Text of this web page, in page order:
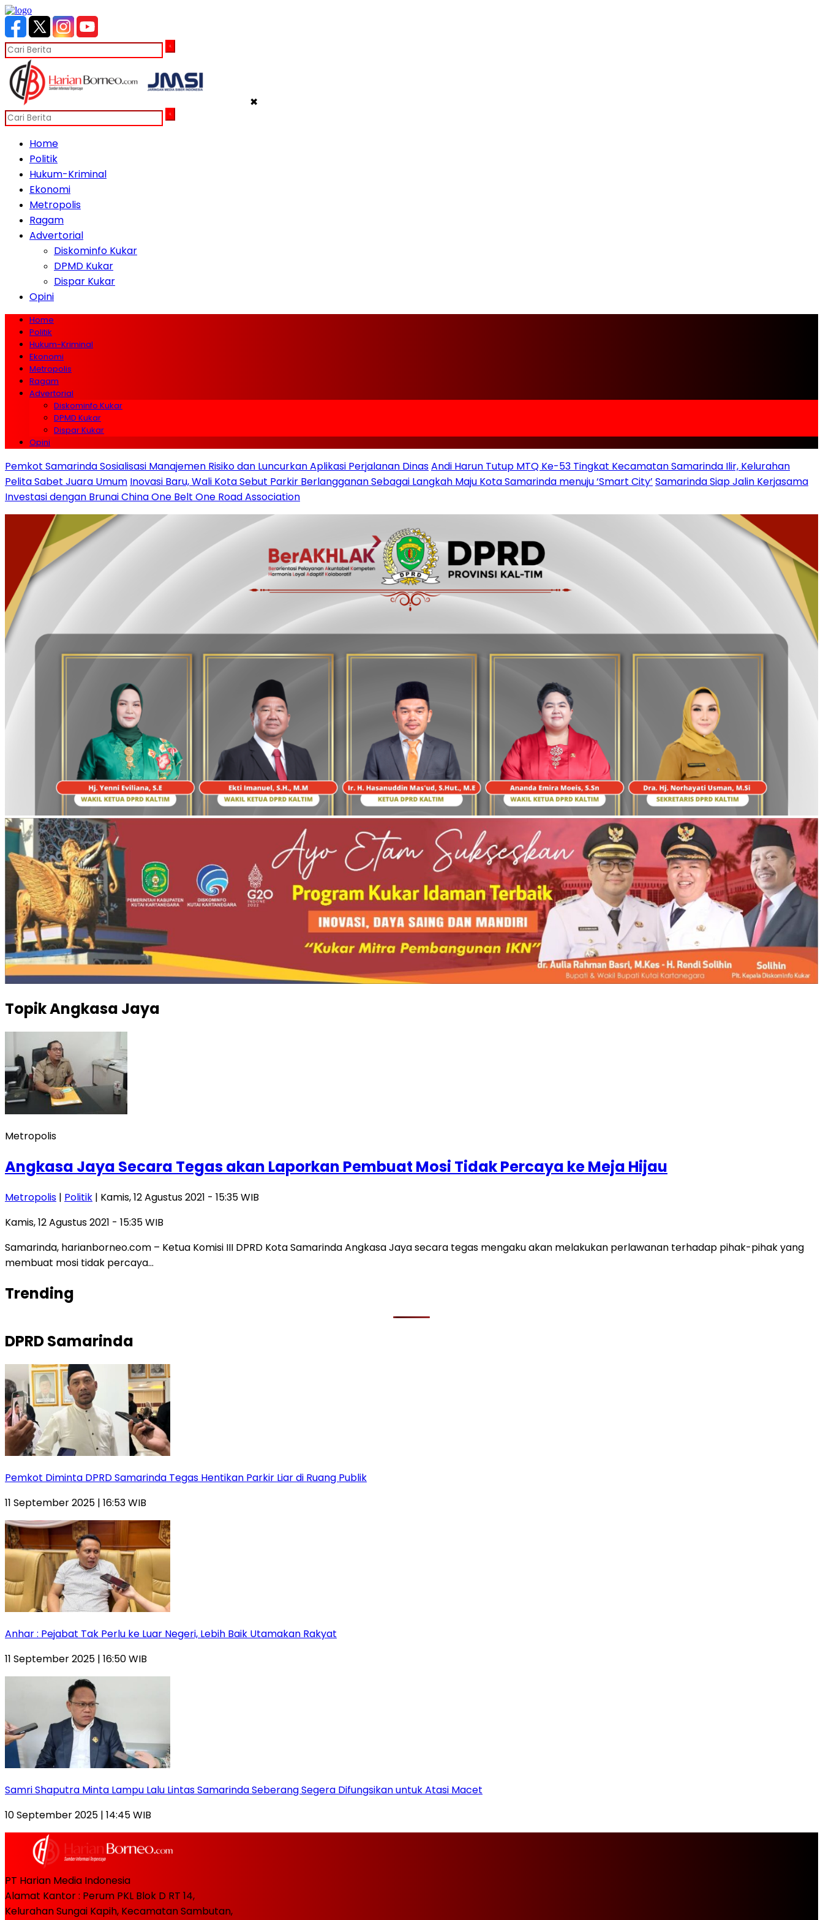
✖
Home
Politik
Hukum-Kriminal
Ekonomi
Metropolis
Ragam
Advertorial
Diskominfo Kukar
DPMD Kukar
Dispar Kukar
Opini
Home
Politik
Hukum-Kriminal
Ekonomi
Metropolis
Ragam
Advertorial
Diskominfo Kukar
DPMD Kukar
Dispar Kukar
Opini
Pemkot Samarinda Sosialisasi Manajemen Risiko dan Luncurkan Aplikasi Perjalanan DinasAndi Harun Tutup MTQ Ke-53 Tingkat Kecamatan Samarinda Ilir, Kelurahan
Pelita Sabet Juara Umum Inovasi Baru, Wali Kota Sebut Parkir Berlangganan Sebagai Langkah Maju Kota Samarinda menuju ‘Smart City’ Samarinda Siap Jalin Kerjasama
Investasi dengan Brunai China One Belt One Road Association
TopikAngkasa Jaya
Metropolis
Angkasa Jaya Secara Tegas akan Laporkan Pembuat Mosi Tidak Percaya ke Meja Hijau
Metropolis | Politik | Kamis, 12 Agustus 2021 - 15:35 WIB
Kamis, 12 Agustus 2021 - 15:35 WIB
Samarinda, harianborneo.com – Ketua Komisi III DPRD Kota Samarinda Angkasa Jaya secara tegas mengaku akan melakukan perlawanan terhadap pihak-pihak yang
membuat mosi tidak percaya…
Trending
DPRD Samarinda
Pemkot Diminta DPRD Samarinda Tegas Hentikan Parkir Liar di Ruang Publik
11 September 2025 | 16:53 WIB
Anhar : Pejabat Tak Perlu ke Luar Negeri, Lebih Baik Utamakan Rakyat
11 September 2025 | 16:50 WIB
Samri Shaputra Minta Lampu Lalu Lintas Samarinda Seberang Segera Difungsikan untuk Atasi Macet
10 September 2025 | 14:45 WIB
PT Harian Media Indonesia
Alamat Kantor : Perum PKL Blok D RT 14,
Kelurahan Sungai Kapih, Kecamatan Sambutan,